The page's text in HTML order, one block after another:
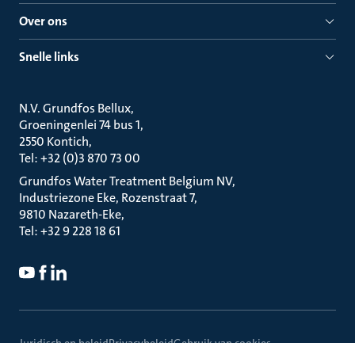
Over ons
Snelle links
N.V. Grundfos Bellux
Groeningenlei 74 bus 1
2550 Kontich
Tel: +32 (0)3 870 73 00
Grundfos Water Treatment Belgium NV
Industriezone Eke, Rozenstraat 7
9810 Nazareth-Eke
Tel: +32 9 228 18 61